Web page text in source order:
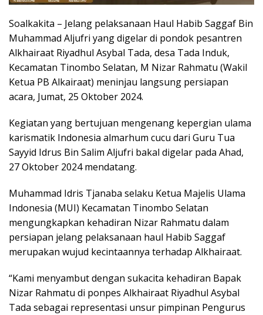
Soalkakita – Jelang pelaksanaan Haul Habib Saggaf Bin
Muhammad Aljufri yang digelar di pondok pesantren
Alkhairaat Riyadhul Asybal Tada, desa Tada Induk,
Kecamatan Tinombo Selatan, M Nizar Rahmatu (Wakil
Ketua PB Alkairaat) meninjau langsung persiapan
acara, Jumat, 25 Oktober 2024.
Kegiatan yang bertujuan mengenang kepergian ulama
karismatik Indonesia almarhum cucu dari Guru Tua
Sayyid Idrus Bin Salim Aljufri bakal digelar pada Ahad,
27 Oktober 2024 mendatang.
Muhammad Idris Tjanaba selaku Ketua Majelis Ulama
Indonesia (MUI) Kecamatan Tinombo Selatan
mengungkapkan kehadiran Nizar Rahmatu dalam
persiapan jelang pelaksanaan haul Habib Saggaf
merupakan wujud kecintaannya terhadap Alkhairaat.
“Kami menyambut dengan sukacita kehadiran Bapak
Nizar Rahmatu di ponpes Alkhairaat Riyadhul Asybal
Tada sebagai representasi unsur pimpinan Pengurus